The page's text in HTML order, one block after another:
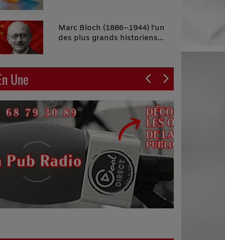
Marc Bloch (1886–1944) l'un
des plus grands historiens
Une